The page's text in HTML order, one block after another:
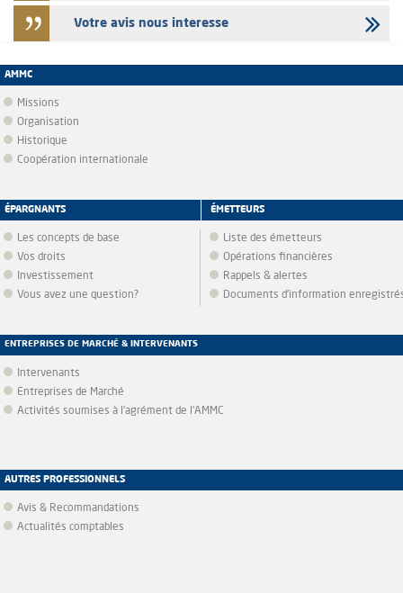
Votre avis nous interesse
AMMC
Missions
Organisation
Historique
Coopération internationale
ÉPARGNANTS
Les concepts de base
Vos droits
Investissement
Vous avez une question?
ÉMETTEURS
Liste des émetteurs
Opérations financières
Rappels & alertes
Documents d’information
ENTREPRISES DE MARCHÉ & INTERVENANTS
Intervenants
Entreprises de Marché
Activités soumises à l'agrément de l'AMMC
AUTRES PROFESSIONNELS
Avis & Recommandations
Actualités comptables